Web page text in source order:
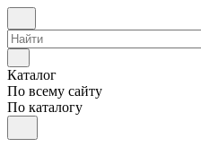
Каталог
По всему сайту
По каталогу